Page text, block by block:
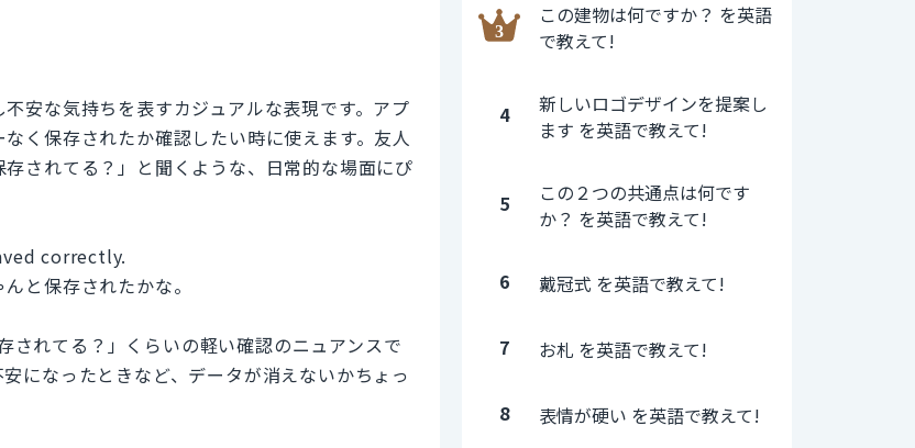
安な気持ちを表すカジュアルな表現です。アプ
く保存されたか確認したい時に使えます。友人
されてる？」と聞くような、日常的な場面にぴ
correctly.
と保存されたかな。
れてる？」くらいの軽い確認のニュアンスで
になったときなど、データが消えないかちょっ
この建物は何ですか？ を英語
で教えて!
4
新しいロゴデザインを提案し
ます を英語で教えて!
5
この２つの共通点は何です
か？ を英語で教えて!
6 戴冠式 を英語で教えて!
7 お札 を英語で教えて!
8 表情が硬い を英語で教えて!